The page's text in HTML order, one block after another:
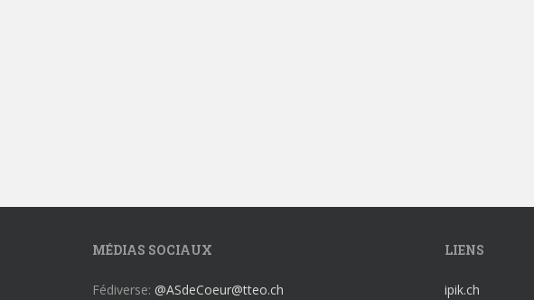
MÉDIAS SOCIAUX
Fédiverse: @ASdeCoeur@tteo.ch
LIENS
ipik.ch